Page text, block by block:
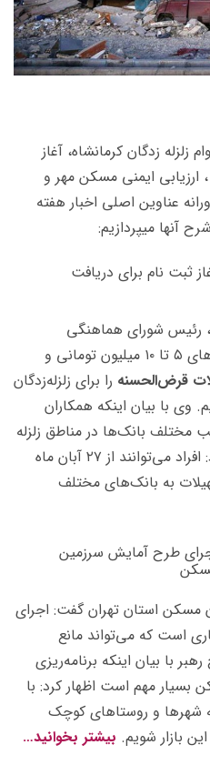
زدگان کرمانشاه، آغاز
، ارزیابی ایمنی مسکن مهر و
عناوین اصلی اخبار هفته
آنها میپردازیم:
ثبت نام برای دریافت
رئیس شورای هماهنگی
بانک‌های دولتی، اظهار کرد: وام‌های ۵ تا ۱۰ میلیون تومانی و
قرض‌الحسنه را برای زلزله‌زدگان
وی با بیان اینکه همکاران
مختلف بانک‌ها در مناطق زلزله
زده حاضر خواهند بود، اعلام کرد: افراد می‌توانند از ۲۷ آبان ماه
به بانک‌های مختلف
طرح آمایش سرزمین
مسکن استان تهران گفت: اجرای
است که می‌تواند مانع
با بیان اینکه برنامه‌ریزی
بسیار مهم است اظهار کرد: با
شهرها و روستاهای کوچک
بازار شویم. بیشتر بخوانید…